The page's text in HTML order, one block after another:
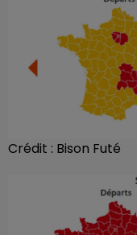
Crédit : Bison Futé